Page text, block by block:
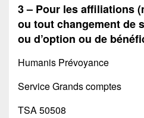
3 – Pour les affiliations
ou tout changement de
ou d’option ou de
Humanis Prévoyance
Service Grands comptes
TSA 50508